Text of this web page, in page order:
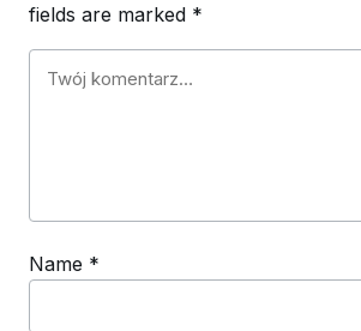
fields are marked *
Name *